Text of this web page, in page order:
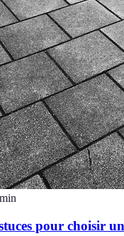
min
pour choisir